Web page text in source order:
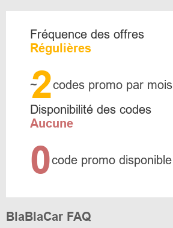
Fréquence des offres
Régulières
~
2codes promo par mois
Disponibilité des codes
Aucune
0code promo disponible
BlaBlaCar FAQ